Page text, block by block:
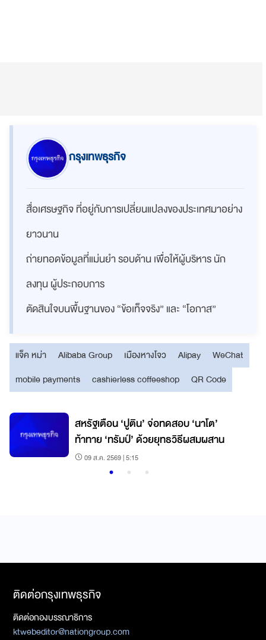
กรุงเทพธุรกิจ
สื่อเศรษฐกิจ ที่อยู่กับการเปลี่ยนแปลงของประเทศมาอย่าง
ยาวนาน
ถ่ายทอดข้อมูลที่แม่นยำ รอบด้าน เพื่อให้ผู้บริหาร นัก
ลงทุน ผู้ประกอบการ
ตัดสินใจบนพื้นฐานของ “ข้อเท็จจริง” และ “โอกาส”
แจ็ค หม่า Alibaba Group เมืองหางโจว Alipay
WeChat
mobile payments
cashierless coffeeshop QR Code
สหรัฐเตือน ‘ปูติน’ จ่อทดสอบ ‘นาโต’
ท้าทาย ‘ทรัมป์’ ด้วยยุทธวิธีผสมผสาน
09 ส.ค. 2569 | 5:15
ติดต่อกรุงเทพธุรกิจ
ติดต่อกองบรรณาธิการ
ktwebeditor@nationgroup.com